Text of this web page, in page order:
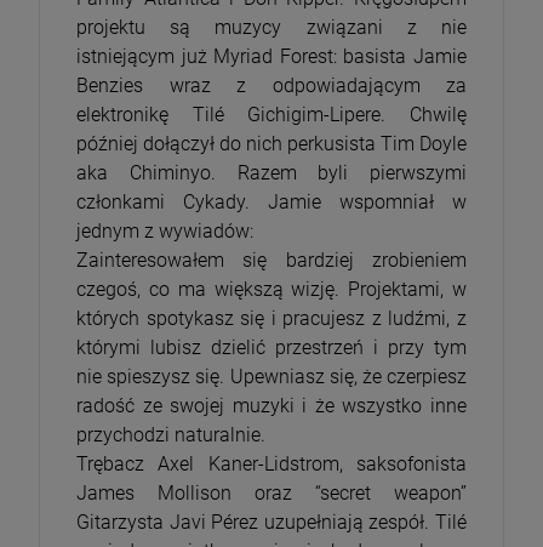
projektu są muzycy związani z nie
istniejącym już Myriad Forest: basista Jamie
Benzies wraz z odpowiadającym za
elektronikę Tilé Gichigim-Lipere. Chwilę
później dołączył do nich perkusista Tim Doyle
aka Chiminyo. Razem byli pierwszymi
członkami Cykady. Jamie wspomniał w
jednym z wywiadów:
Zainteresowałem się bardziej zrobieniem
czegoś, co ma większą wizję. Projektami, w
których spotykasz się i pracujesz z ludźmi, z
którymi lubisz dzielić przestrzeń i przy tym
nie spieszysz się. Upewniasz się, że czerpiesz
radość ze swojej muzyki i że wszystko inne
przychodzi naturalnie.
Trębacz Axel Kaner-Lidstrom, saksofonista
James Mollison oraz “secret weapon”
Gitarzysta Javi Pérez uzupełniają zespół. Tilé